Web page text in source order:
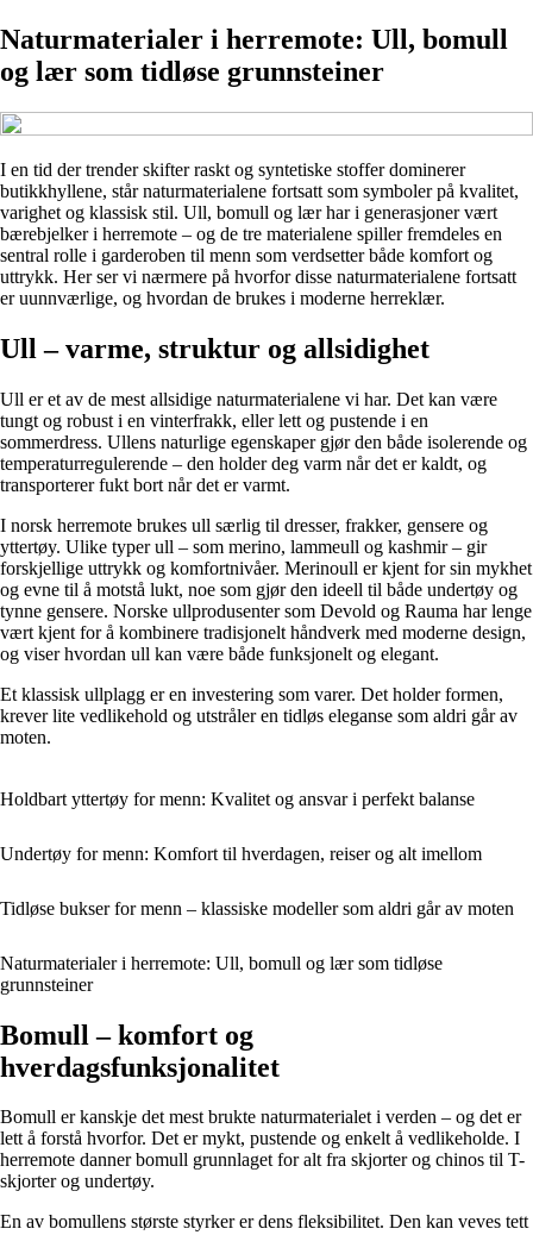
Naturmaterialer i herremote: Ull, bomull
og lær som tidløse grunnsteiner
I en tid der trender skifter raskt og syntetiske stoffer dominerer
butikkhyllene, står naturmaterialene fortsatt som symboler på kvalitet,
varighet og klassisk stil. Ull, bomull og lær har i generasjoner vært
bærebjelker i herremote – og de tre materialene spiller fremdeles en
sentral rolle i garderoben til menn som verdsetter både komfort og
uttrykk. Her ser vi nærmere på hvorfor disse naturmaterialene fortsatt
er uunnværlige, og hvordan de brukes i moderne herreklær.
Ull – varme, struktur og allsidighet
Ull er et av de mest allsidige naturmaterialene vi har. Det kan være
tungt og robust i en vinterfrakk, eller lett og pustende i en
sommerdress. Ullens naturlige egenskaper gjør den både isolerende og
temperaturregulerende – den holder deg varm når det er kaldt, og
transporterer fukt bort når det er varmt.
I norsk herremote brukes ull særlig til dresser, frakker, gensere og
yttertøy. Ulike typer ull – som merino, lammeull og kashmir – gir
forskjellige uttrykk og komfortnivåer. Merinoull er kjent for sin mykhet
og evne til å motstå lukt, noe som gjør den ideell til både undertøy og
tynne gensere. Norske ullprodusenter som Devold og Rauma har lenge
vært kjent for å kombinere tradisjonelt håndverk med moderne design,
og viser hvordan ull kan være både funksjonelt og elegant.
Et klassisk ullplagg er en investering som varer. Det holder formen,
krever lite vedlikehold og utstråler en tidløs eleganse som aldri går av
moten.
Holdbart yttertøy for menn: Kvalitet og ansvar i perfekt balanse
Undertøy for menn: Komfort til hverdagen, reiser og alt imellom
Tidløse bukser for menn – klassiske modeller som aldri går av moten
Naturmaterialer i herremote: Ull, bomull og lær som tidløse
grunnsteiner
Bomull – komfort og
hverdagsfunksjonalitet
Bomull er kanskje det mest brukte naturmaterialet i verden – og det er
lett å forstå hvorfor. Det er mykt, pustende og enkelt å vedlikeholde. I
herremote danner bomull grunnlaget for alt fra skjorter og chinos til T-
skjorter og undertøy.
En av bomullens største styrker er dens fleksibilitet. Den kan veves tett